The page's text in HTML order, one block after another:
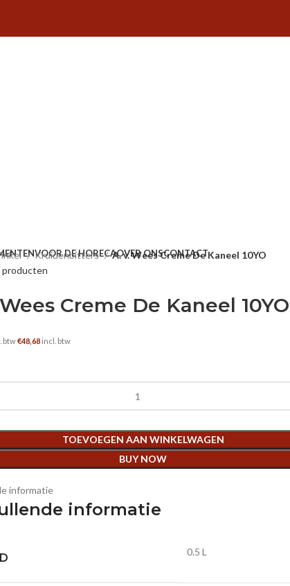
VOOR DE HORECAOVER ONSCONTACT
Kruidenbitters
A. v. Wees Creme De Kaneel 10YO
producten
Creme De Kaneel 10YO
btw€48,68incl. btw
TOEVOEGEN AAN WINKELWAGEN
BUY NOW
informatie
informatie
0.5 L